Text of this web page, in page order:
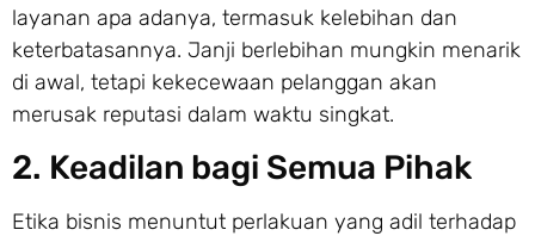
layanan apa adanya, termasuk kelebihan dan
keterbatasannya. Janji berlebihan mungkin menarik
di awal, tetapi kekecewaan pelanggan akan
merusak reputasi dalam waktu singkat.
2. Keadilan bagi Semua Pihak
Etika bisnis menuntut perlakuan yang adil terhadap